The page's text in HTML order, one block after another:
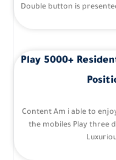
Double button is
Play 5000+
Content Am i able to
the mobiles Play three